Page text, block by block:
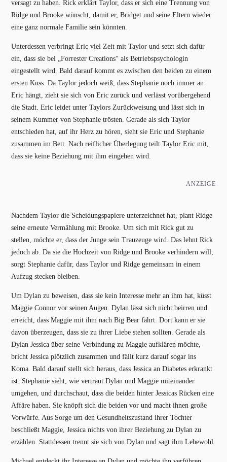
versagt zu haben. Rick erklärt Taylor, dass er sich eine Trennung von
Ridge und Brooke wünscht, damit er, Bridget und seine Eltern wieder
eine ganz normale Familie sein könnten.
Unterdessen verbringt Eric viel Zeit mit Taylor und setzt sich dafür
ein, dass sie bei „Forrester Creations“ als Betriebspsychologin
eingestellt wird. Bald darauf kommt es zwischen den beiden zu einem
ersten Kuss. Da Taylor jedoch weiß, dass Stephanie noch immer an
Eric hängt, zieht sie sich von Eric zurück und verlässt vorübergehend
die Stadt. Eric leidet unter Taylors Zurückweisung und lässt sich in
seinem Kummer von Stephanie trösten. Gerade als sich Taylor
entschieden hat, auf ihr Herz zu hören, sieht sie Eric und Stephanie
zusammen im Bett. Nach reiflicher Überlegung teilt Taylor Eric mit,
dass sie keine Beziehung mit ihm eingehen wird.
ANZEIGE
Nachdem Taylor die Scheidungspapiere unterzeichnet hat, plant Ridge
seine erneute Vermählung mit Brooke. Um sich mit Rick gut zu
stellen, möchte er, dass der Junge sein Trauzeuge wird. Das lehnt Rick
jedoch ab. Da sie die Hochzeit von Ridge und Brooke verhindern will,
sorgt Stephanie dafür, dass Taylor und Ridge gemeinsam in einem
Aufzug stecken bleiben.
Um Dylan zu beweisen, dass sie kein Interesse mehr an ihm hat, küsst
Maggie Connor vor seinen Augen. Dylan lässt sich nicht beirren und
erreicht, dass Maggie mit ihm nach Big Bear fährt. Dort kann er sie
davon überzeugen, dass sie zu ihrer Liebe stehen sollten. Gerade als
Dylan Jessica über seine Verbindung zu Maggie aufklären möchte,
bricht Jessica plötzlich zusammen und fällt kurz darauf sogar ins
Koma. Bald darauf stellt sich heraus, dass Jessica an Diabetes erkrankt
ist. Stephanie sieht, wie vertraut Dylan und Maggie miteinander
umgehen, und durchschaut, dass die beiden hinter Jessicas Rücken eine
Affäre haben. Sie knöpft sich die beiden vor und macht ihnen große
Vorwürfe. Aus Sorge um den Gesundheitszustand ihrer Tochter
beschließt Maggie, Jessica nichts von ihrer Beziehung zu Dylan zu
erzählen. Stattdessen trennt sie sich von Dylan und sagt ihm Lebewohl.